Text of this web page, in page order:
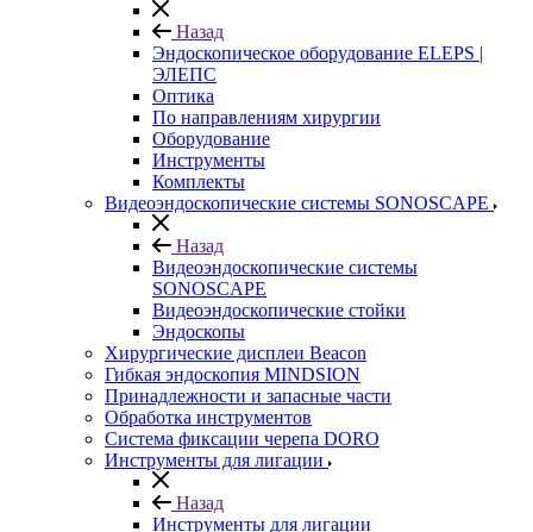
Назад
Эндоскопическое оборудование ELEPS |
ЭЛЕПС
Оптика
По направлениям хирургии
Оборудование
Инструменты
Комплекты
Видеоэндоскопические системы SONOSCAPE
Назад
Видеоэндоскопические системы
SONOSCAPE
Видеоэндоскопические стойки
Эндоскопы
Хирургические дисплеи Beacon
Гибкая эндоскопия MINDSION
Принадлежности и запасные части
Обработка инструментов
Система фиксации черепа DORO
Инструменты для лигации
Назад
Инструменты для лигации